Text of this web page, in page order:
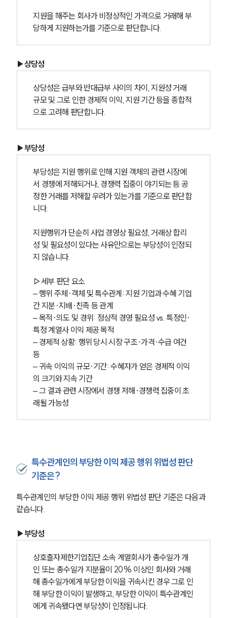
그룹소개
그룹소개
대륜의 강점
오시는 길
글로벌 파트너 로펌
업무사례
법률정보
업무분야
공정거래그룹 업무
전체
지원을 해주는 회사가 비정상적인 가격으로 거래해 부
당하게 지원하는가를 기준으로 판단합니다.
▶상당성
상당성은 급부와 반대급부 사이의 차이, 지원성 거래
규모 및 그로 인한 경제적 이익, 지원 기간 등을 종합적
으로 고려해 판단합니다.
▶부당성
부당성은 지원 행위로 인해 지원 객체의 관련 시장에
서 경쟁에 저해되거나, 경쟁력 집중이 야기되는 등 공
정한 거래를 저해할 우려가 있는가를 기준으로 판단합
니다.
지원행위가 단순히 사업 경영상 필요성, 거래상 합리
성 및 필요성이 있다는 사유만으로는 부당성이 인정되
지 않습니다.
▷세부 판단 요소
– 행위 주체·객체 및 특수관계: 지원 기업과 수혜 기업
간 지분·지배·친족 등 관계
– 목적·의도 및 경위: 정상적 경영 필요성 vs. 특정인·
특정 계열사 이익 제공 목적
– 경제적 상황: 행위 당시 시장 구조·가격·수급 여건
등
– 귀속 이익의 규모·기간: 수혜자가 얻은 경제적 이익
의 크기와 지속 기간
– 그 결과 관련 시장에서 경쟁 저해·경쟁력 집중이 초
래될 가능성
특수관계인의 부당한 이익 제공 행위 위법성 판단
기준은?
특수관계인의 부당한 이익 제공 행위 위법성 판단 기준은 다음과
같습니다.
▶부당성
상호출자제한기업집단 소속 계열회사가 총수일가 개
인 또는 총수일가 지분율이 20% 이상인 회사와 거래
해 총수일가에게 부당한 이익을 귀속시킨 경우 그로 인
해 부당한 이익이 발생하고, 부당한 이익이 특수관계인
에게 귀속됐다면 부당성이 인정됩니다.